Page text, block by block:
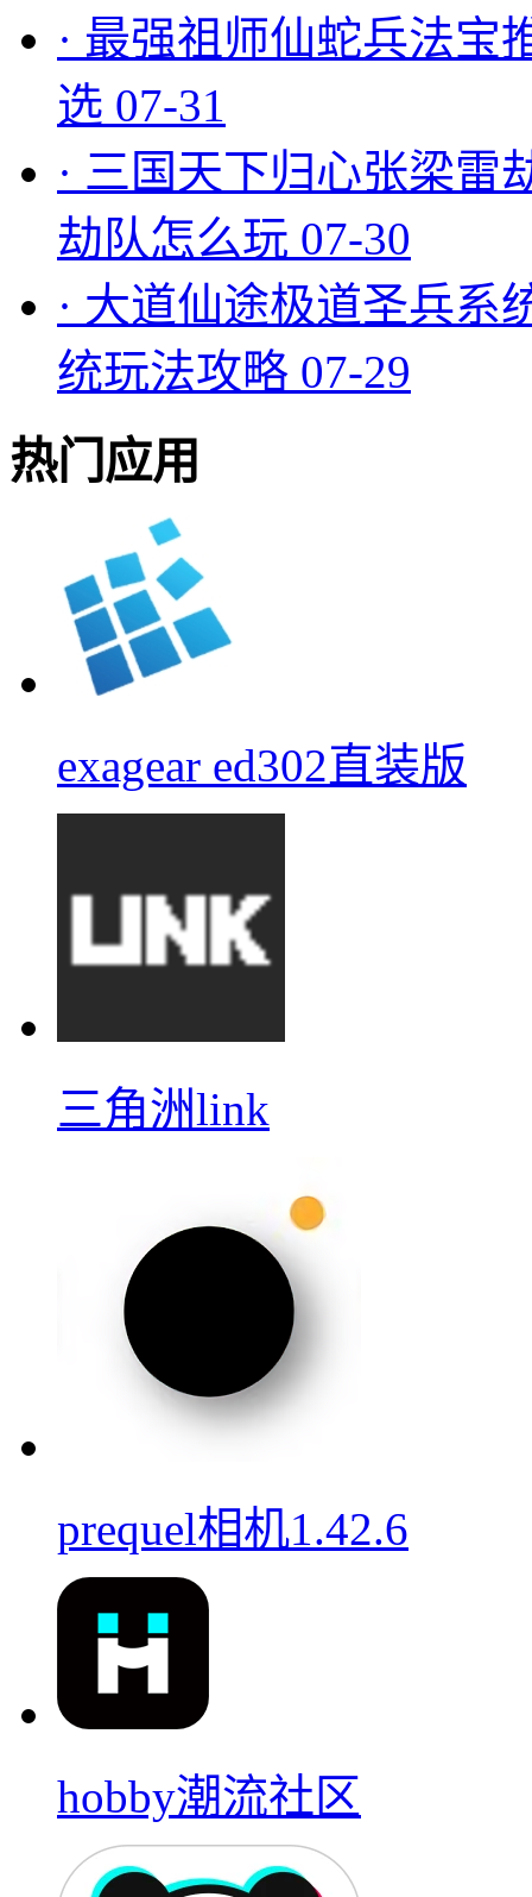
· 最强祖师仙蛇兵法宝
选 07-31
· 三国天下归心张梁雷
劫队怎么玩 07-30
· 大道仙途极道圣兵系
统玩法攻略 07-29
热门应用
exagear ed302直装版
三角洲link
prequel相机1.42.6
hobby潮流社区